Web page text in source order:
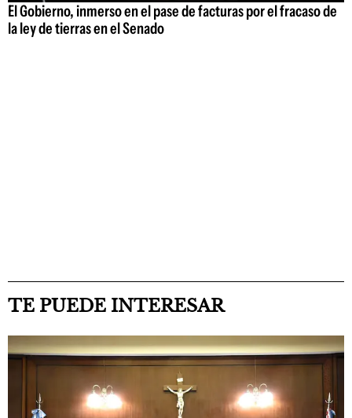
El Gobierno, inmerso en el pase de facturas por el fracaso de
la ley de tierras en el Senado
TE PUEDE INTERESAR